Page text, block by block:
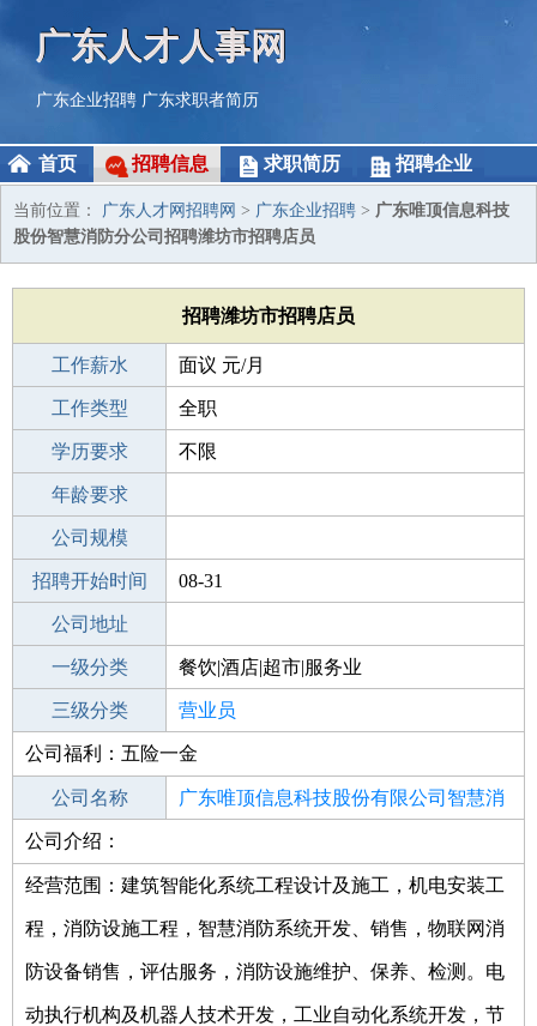
广东人才人事网
广东企业招聘 广东求职者简历
首页 招聘信息 求职简历 招聘企业
当前位置： 广东人才网招聘网 > 广东企业招聘 > 广东唯顶信息科技
股份智慧消防分公司招聘潍坊市招聘店员
招聘潍坊市招聘店员
工作薪水 面议 元/月
招聘人数 1人
工作类型 全职
性别要求 -
学历要求 不限
工作经验
年龄要求
工作地点
公司规模
公司电话
招聘开始时间 08-31
招聘结束时间
公司地址
一级分类 餐饮|酒店|超市|服务业
二级分类 超市/销售
三级分类 营业员
其他行业 不限
公司福利：五险一金
公司名称 广东唯顶信息科技股份有限公司智慧消
公司类型
资或控股)
公司介绍：
经营范围：建筑智能化系统工程设计及施工，机电安装工
程，消防设施工程，智慧消防系统开发、销售，物联网消
防设备销售，评估服务，消防设施维护、保养、检测。电
动执行机构及机器人技术开发，工业自动化系统开发，节